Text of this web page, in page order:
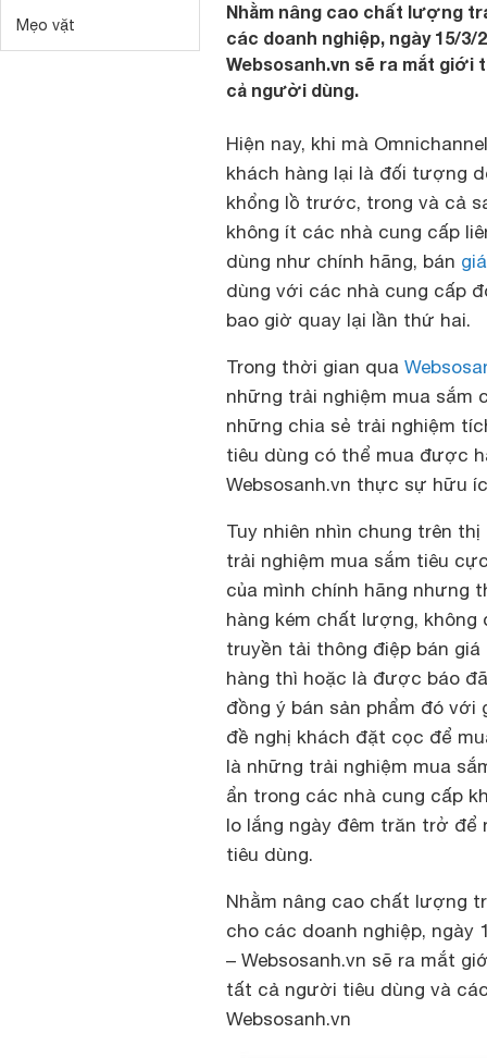
Mẹo vặt
Nhằm nâng cao chất lượng
các doanh nghiệp, ngày 15/3/
Websosanh.vn sẽ ra mắt
cả người dùng.
Hiện nay, khi mà
khách hàng lại là đối tượng
khổng lồ trước, trong và cả
không ít các nhà cung cấp
dùng như chính hãng, bán
dùng với các nhà cung cấp
bao giờ quay lại lần thứ hai.
Trong thời gian qua
những trải nghiệm mua sắm
những chia sẻ trải nghiệm
tiêu dùng có thể mua được
Websosanh.vn thực sự hữu
Tuy nhiên nhìn chung trên
trải nghiệm mua sắm tiêu
của mình chính hãng nhưng
hàng kém chất lượng,
truyền tải thông điệp bán
hàng thì hoặc là được báo
đồng ý bán sản phẩm đó với
đề nghị khách đặt cọc để
là những trải nghiệm mua
ẩn trong các nhà cung cấp
lo lắng ngày đêm trăn trở
tiêu dùng.
Nhằm nâng cao chất lượng
cho các doanh nghiệp, ngày
– Websosanh.vn sẽ ra mắt
tất cả người tiêu dùng và
Websosanh.vn